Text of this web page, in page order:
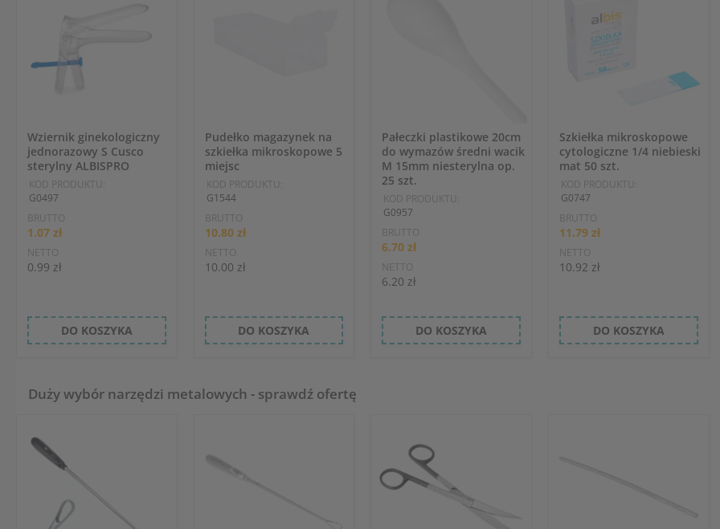
Wziernik ginekologiczny
jednorazowy S Cusco
sterylny ALBISPRO
KOD PRODUKTU:
G0497
BRUTTO
1.07 zł
NETTO
0.99 zł
DO KOSZYKA
Pudełko magazynek na
szkiełka mikroskopowe 5
miejsc
KOD PRODUKTU:
G1544
BRUTTO
10.80 zł
NETTO
10.00 zł
DO KOSZYKA
Pałeczki plastikowe 20cm
do wymazów średni wacik
M 15mm niesterylna op.
25 szt.
KOD PRODUKTU:
G0957
BRUTTO
6.70 zł
NETTO
6.20 zł
DO KOSZYKA
Szkiełka mikroskopowe
cytologiczne 1/4 niebieski
mat 50 szt.
KOD PRODUKTU:
G0747
BRUTTO
11.79 zł
NETTO
10.92 zł
DO KOSZYKA
Duży wybór narzędzi metalowych - sprawdź ofertę